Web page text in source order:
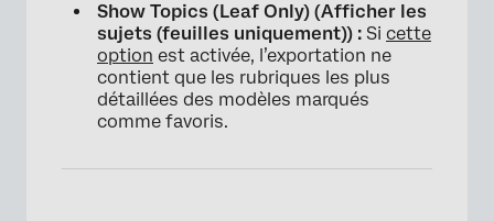
Show Topics (Leaf Only) (Afficher les
sujets (feuilles uniquement)) : Si cette
option est activée, l’exportation ne
contient que les rubriques les plus
détaillées des modèles marqués
comme favoris.